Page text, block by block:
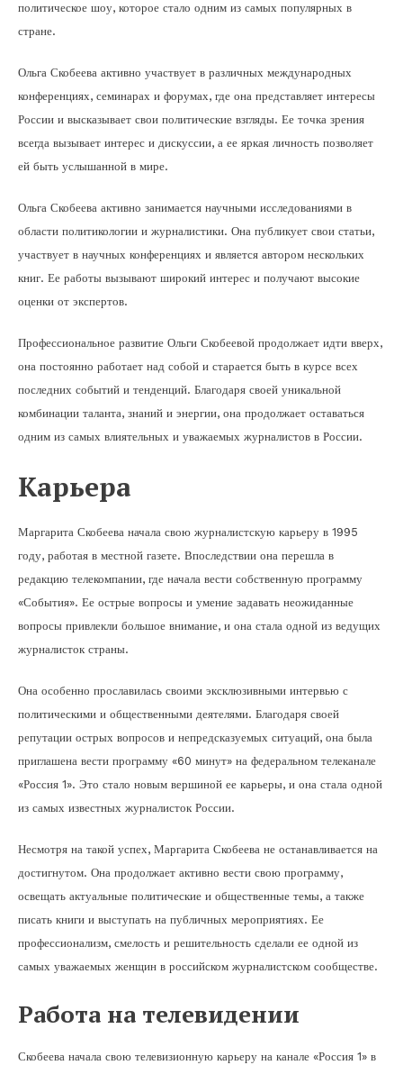
политическое шоу, которое стало одним из самых популярных в
стране.
Ольга Скобеева активно участвует в различных международных
конференциях, семинарах и форумах, где она представляет интересы
России и высказывает свои политические взгляды. Ее точка зрения
всегда вызывает интерес и дискуссии, а ее яркая личность позволяет
ей быть услышанной в мире.
Ольга Скобеева активно занимается научными исследованиями в
области политикологии и журналистики. Она публикует свои статьи,
участвует в научных конференциях и является автором нескольких
книг. Ее работы вызывают широкий интерес и получают высокие
оценки от экспертов.
Профессиональное развитие Ольги Скобеевой продолжает идти вверх,
она постоянно работает над собой и старается быть в курсе всех
последних событий и тенденций. Благодаря своей уникальной
комбинации таланта, знаний и энергии, она продолжает оставаться
одним из самых влиятельных и уважаемых журналистов в России.
Карьера
Маргарита Скобеева начала свою журналистскую карьеру в 1995
году, работая в местной газете. Впоследствии она перешла в
редакцию телекомпании, где начала вести собственную программу
«События». Ее острые вопросы и умение задавать неожиданные
вопросы привлекли большое внимание, и она стала одной из ведущих
журналисток страны.
Она особенно прославилась своими эксклюзивными интервью с
политическими и общественными деятелями. Благодаря своей
репутации острых вопросов и непредсказуемых ситуаций, она была
приглашена вести программу «60 минут» на федеральном телеканале
«Россия 1». Это стало новым вершиной ее карьеры, и она стала одной
из самых известных журналисток России.
Несмотря на такой успех, Маргарита Скобеева не останавливается на
достигнутом. Она продолжает активно вести свою программу,
освещать актуальные политические и общественные темы, а также
писать книги и выступать на публичных мероприятиях. Ее
профессионализм, смелость и решительность сделали ее одной из
самых уважаемых женщин в российском журналистском сообществе.
Работа на телевидении
Скобеева начала свою телевизионную карьеру на канале «Россия 1» в